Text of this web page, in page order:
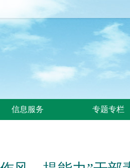
信息服务 专题专栏